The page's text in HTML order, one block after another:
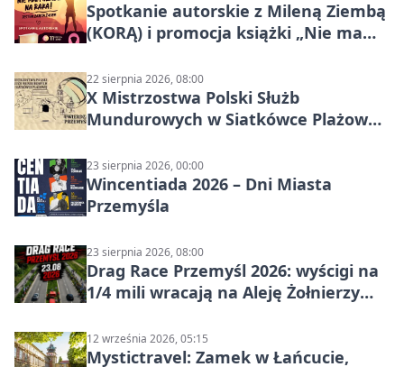
Spotkanie autorskie z Mileną Ziembą
(KORĄ) i promocja książki „Nie mam
22 sierpnia 2026, 08:00
X Mistrzostwa Polski Służb
Mundurowych w Siatkówce Plażowej
23 sierpnia 2026, 00:00
Wincentiada 2026 – Dni Miasta
Przemyśla
23 sierpnia 2026, 08:00
Drag Race Przemyśl 2026: wyścigi na
1/4 mili wracają na Aleję Żołnierzy
12 września 2026, 05:15
Mystictravel: Zamek w Łańcucie,